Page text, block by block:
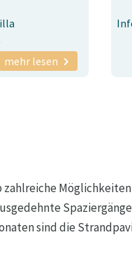
mehr lesen
sind die